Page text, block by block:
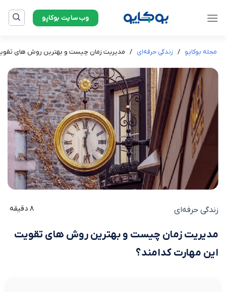
وب‌سایت بوکاپو
مجله بوکاپو / زندگی حرفه‌ای / مدیریت زمان چیست و بهترین روش های
زندگی حرفه‌ای 8 دقیقه
مدیریت زمان چیست و بهترین روش های تقویت
این مهارت کدامند؟